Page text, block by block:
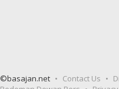
©basajan.net Contact Us